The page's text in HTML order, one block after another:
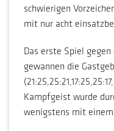
schwierigen
mit nur acht
Das erste Spiel gegen
gewannen die
Kampfgeist wurde
wenigstens mit